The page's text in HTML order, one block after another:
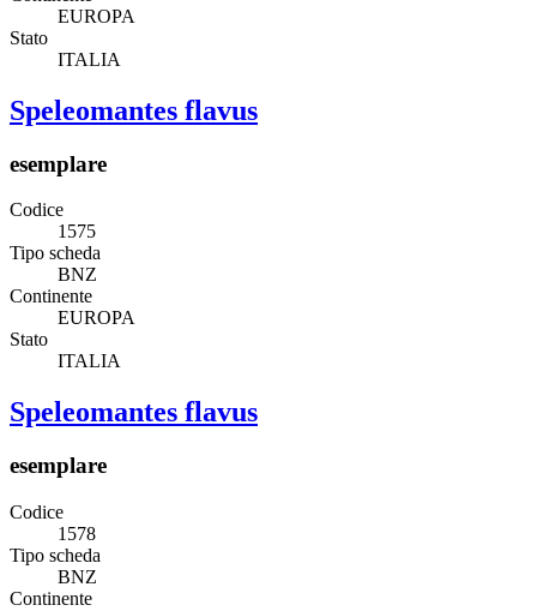
EUROPA
Stato
ITALIA
Speleomantes flavus
esemplare
Codice
1575
Tipo scheda
BNZ
Continente
EUROPA
Stato
ITALIA
Speleomantes flavus
esemplare
Codice
1578
Tipo scheda
BNZ
Continente